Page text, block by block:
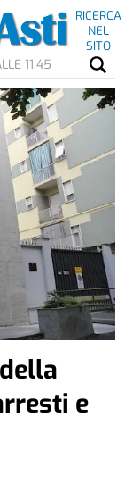
RICERCA
NEL
SITO
11.45
e